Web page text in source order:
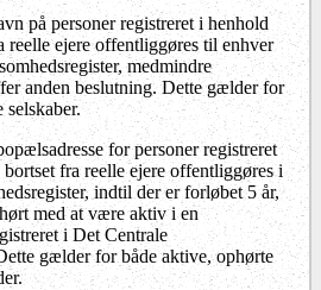
på personer registreret i henhold
reelle ejere offentliggøres til enhver
medmindre
anden beslutning. Dette gælder for
for personer registreret
fra reelle ejere offentliggøres i
indtil der er forløbet 5 år,
med at være aktiv i en
i Det Centrale
gælder for både aktive, ophørte